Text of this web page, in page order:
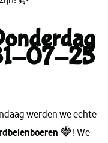
07-25
werden we echte
🍓! We